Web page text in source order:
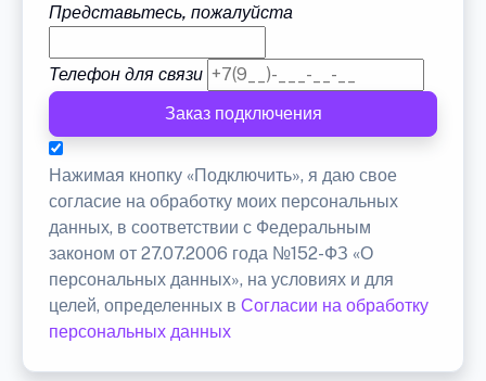
Представьтесь, пожалуйста
Телефон для связи
Заказ подключения
Нажимая кнопку «Подключить», я даю свое
согласие на обработку моих персональных
данных, в соответствии с Федеральным
законом от 27.07.2006 года №152-ФЗ «О
персональных данных», на условиях и для
целей, определенных в Согласии на обработку
персональных данных